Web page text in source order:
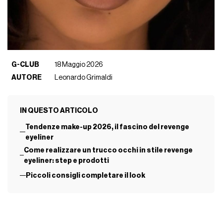
G-CLUB
18 Maggio 2026
AUTORE
Leonardo Grimaldi
IN QUESTO ARTICOLO
Tendenze make-up 2026, il fascino del revenge
eyeliner
Come realizzare un trucco occhi in stile revenge
eyeliner: step e prodotti
Piccoli consigli completare il look